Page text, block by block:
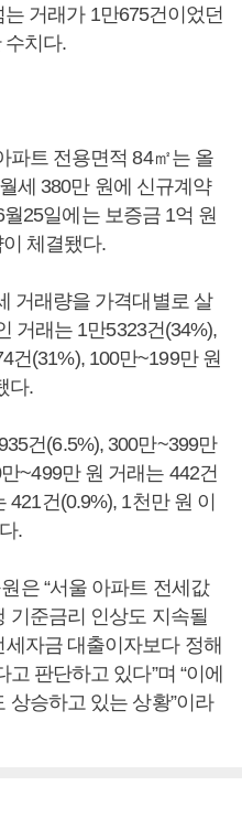
거래가 1만675건이었던
수치다.
파트 전용면적 84㎡는 올
세 380만 원에 신규계약
25일에는 보증금 1억 원
체결됐다.
거래량을 가격대별로 살
거래는 1만5323건(34%),
건(31%), 100만~199만 원
다.
건(6.5%), 300만~399만
~499만 원 거래는 442건
건(0.9%), 1천만 원 이
.
은 “서울 아파트 전세값
기준금리 인상도 지속될
자금 대출이자보다 정해
판단하고 있다”며 “이에
상승하고 있는 상황”이라